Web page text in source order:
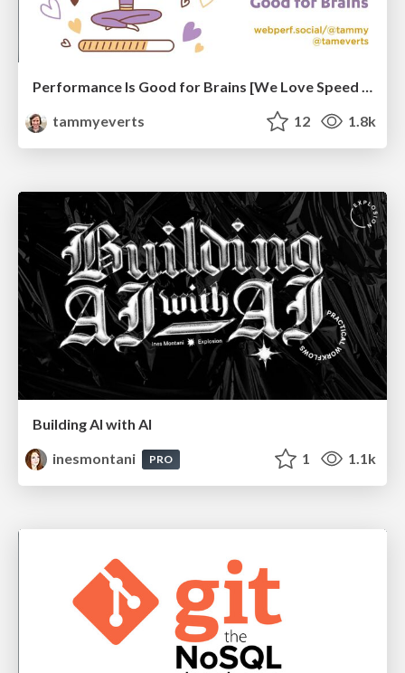
Performance Is Good for Brains [We Love Speed 2024]
tammyeverts
12 1.8k
Building AI with AI
inesmontani
PRO 1 1.1k